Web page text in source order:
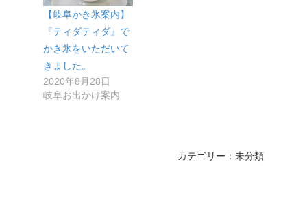
【岐阜かき氷案内】
『ティダティダ』で
かき氷をいただいて
きました。
2020年8月28日
岐阜お出かけ案内
カテゴリー：未分類